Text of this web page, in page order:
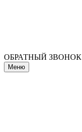
ОБРАТНЫЙ ЗВОНОК
Меню